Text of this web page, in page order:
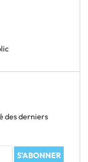
des derniers
S'ABONNER